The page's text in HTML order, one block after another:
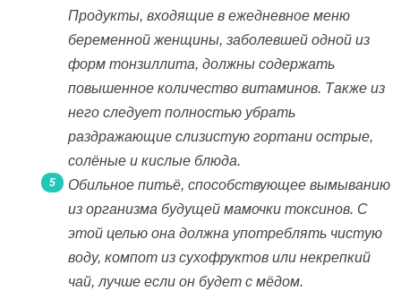
Продукты, входящие в ежедневное меню
беременной женщины, заболевшей одной из
форм тонзиллита, должны содержать
повышенное количество витаминов. Также из
него следует полностью убрать
раздражающие слизистую гортани острые,
солёные и кислые блюда.
Обильное питьё, способствующее вымыванию
из организма будущей мамочки токсинов. С
этой целью она должна употреблять чистую
воду, компот из сухофруктов или некрепкий
чай, лучше если он будет с мёдом.